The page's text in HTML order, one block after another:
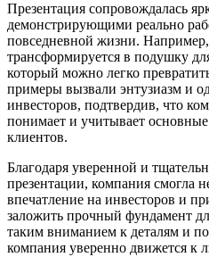
Презентация сопровождалась
демонстрирующими реально
повседневной жизни.
трансформируется в подушку
который можно легко
примеры вызвали энтузиазм и
инвесторов, подтвердив, что
понимает и учитывает
клиентов.
Благодаря уверенной и
презентации, компания смогла
впечатление на инвесторов и
заложить прочный фундамент
таким вниманием к деталям и
компания уверенно движется к